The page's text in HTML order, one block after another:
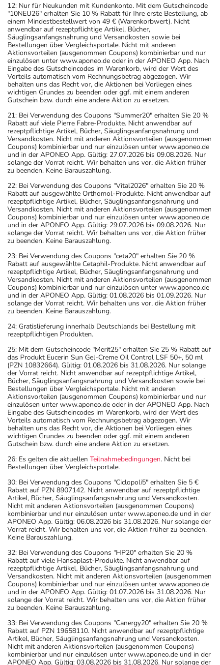
12: Nur für Neukunden mit Kundenkonto. Mit dem Gutscheincode
"10NEU26" erhalten Sie 10 % Rabatt für Ihre erste Bestellung, ab
einem Mindestbestellwert von 49 € (Warenkorbwert). Nicht
anwendbar auf rezeptpflichtige Artikel, Bücher,
Säuglingsanfangsnahrung und Versandkosten sowie bei
Bestellungen über Vergleichsportale. Nicht mit anderen
Aktionsvorteilen (ausgenommen Coupons) kombinierbar und nur
einzulösen unter www.aponeo.de oder in der APONEO App. Nach
Eingabe des Gutscheincodes im Warenkorb, wird der Wert des
Vorteils automatisch vom Rechnungsbetrag abgezogen. Wir
behalten uns das Recht vor, die Aktionen bei Vorliegen eines
wichtigen Grundes zu beenden oder ggf. mit einem anderen
Gutschein bzw. durch eine andere Aktion zu ersetzen.
21: Bei Verwendung des Coupons "Summer20" erhalten Sie 20 %
Rabatt auf viele Pierre Fabre-Produkte. Nicht anwendbar auf
rezeptpflichtige Artikel, Bücher, Säuglingsanfangsnahrung und
Versandkosten. Nicht mit anderen Aktionsvorteilen (ausgenommen
Coupons) kombinierbar und nur einzulösen unter www.aponeo.de
und in der APONEO App. Gültig: 27.07.2026 bis 09.08.2026. Nur
solange der Vorrat reicht. Wir behalten uns vor, die Aktion früher
zu beenden. Keine Barauszahlung.
22: Bei Verwendung des Coupons "Vital2026" erhalten Sie 20 %
Rabatt auf ausgewählte Orthomol-Produkte. Nicht anwendbar auf
rezeptpflichtige Artikel, Bücher, Säuglingsanfangsnahrung und
Versandkosten. Nicht mit anderen Aktionsvorteilen (ausgenommen
Coupons) kombinierbar und nur einzulösen unter www.aponeo.de
und in der APONEO App. Gültig: 29.07.2026 bis 09.08.2026. Nur
solange der Vorrat reicht. Wir behalten uns vor, die Aktion früher
zu beenden. Keine Barauszahlung.
23: Bei Verwendung des Coupons "ceta20" erhalten Sie 20 %
Rabatt auf ausgewählte Cetaphil-Produkte. Nicht anwendbar auf
rezeptpflichtige Artikel, Bücher, Säuglingsanfangsnahrung und
Versandkosten. Nicht mit anderen Aktionsvorteilen (ausgenommen
Coupons) kombinierbar und nur einzulösen unter www.aponeo.de
und in der APONEO App. Gültig: 01.08.2026 bis 01.09.2026. Nur
solange der Vorrat reicht. Wir behalten uns vor, die Aktion früher
zu beenden. Keine Barauszahlung.
24: Gratislieferung innerhalb Deutschlands bei Bestellung mit
rezeptpflichtigen Produkten.
25: Mit dem Gutscheincode "Merit25" erhalten Sie 25 % Rabatt auf
das Produkt Eucerin Sun Gel-Creme Oil Control LSF 50+, 50 ml
(PZN 10832664). Gültig: 01.08.2026 bis 31.08.2026. Nur solange
der Vorrat reicht. Nicht anwendbar auf rezeptpflichtige Artikel,
Bücher, Säuglingsanfangsnahrung und Versandkosten sowie bei
Bestellungen über Vergleichsportale. Nicht mit anderen
Aktionsvorteilen (ausgenommen Coupons) kombinierbar und nur
einzulösen unter www.aponeo.de oder in der APONEO App. Nach
Eingabe des Gutscheincodes im Warenkorb, wird der Wert des
Vorteils automatisch vom Rechnungsbetrag abgezogen. Wir
behalten uns das Recht vor, die Aktionen bei Vorliegen eines
wichtigen Grundes zu beenden oder ggf. mit einem anderen
Gutschein bzw. durch eine andere Aktion zu ersetzen.
26: Es gelten die aktuellen Teilnahmebedingungen. Nicht bei
Bestellungen über Vergleichsportale.
30: Bei Verwendung des Coupons "Ciclopoli5" erhalten Sie 5 €
Rabatt auf PZN 8907142. Nicht anwendbar auf rezeptpflichtige
Artikel, Bücher, Säuglingsanfangsnahrung und Versandkosten.
Nicht mit anderen Aktionsvorteilen (ausgenommen Coupons)
kombinierbar und nur einzulösen unter www.aponeo.de und in der
APONEO App. Gültig: 06.08.2026 bis 31.08.2026. Nur solange der
Vorrat reicht. Wir behalten uns vor, die Aktion früher zu beenden.
Keine Barauszahlung.
32: Bei Verwendung des Coupons "HP20" erhalten Sie 20 %
Rabatt auf viele Hansaplast-Produkte. Nicht anwendbar auf
rezeptpflichtige Artikel, Bücher, Säuglingsanfangsnahrung und
Versandkosten. Nicht mit anderen Aktionsvorteilen (ausgenommen
Coupons) kombinierbar und nur einzulösen unter www.aponeo.de
und in der APONEO App. Gültig: 01.07.2026 bis 31.08.2026. Nur
solange der Vorrat reicht. Wir behalten uns vor, die Aktion früher
zu beenden. Keine Barauszahlung.
33: Bei Verwendung des Coupons "Canergy20" erhalten Sie 20 %
Rabatt auf PZN 19658110. Nicht anwendbar auf rezeptpflichtige
Artikel, Bücher, Säuglingsanfangsnahrung und Versandkosten.
Nicht mit anderen Aktionsvorteilen (ausgenommen Coupons)
kombinierbar und nur einzulösen unter www.aponeo.de und in der
APONEO App. Gültig: 03.08.2026 bis 31.08.2026. Nur solange der